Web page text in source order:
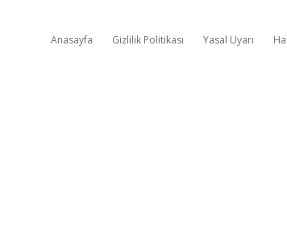
Anasayfa Gizlilik Politikası Yasal Uyarı